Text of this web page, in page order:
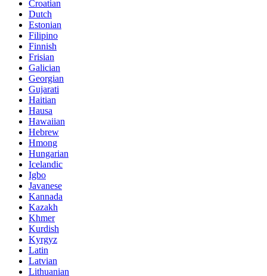
Croatian
Dutch
Estonian
Filipino
Finnish
Frisian
Galician
Georgian
Gujarati
Haitian
Hausa
Hawaiian
Hebrew
Hmong
Hungarian
Icelandic
Igbo
Javanese
Kannada
Kazakh
Khmer
Kurdish
Kyrgyz
Latin
Latvian
Lithuanian